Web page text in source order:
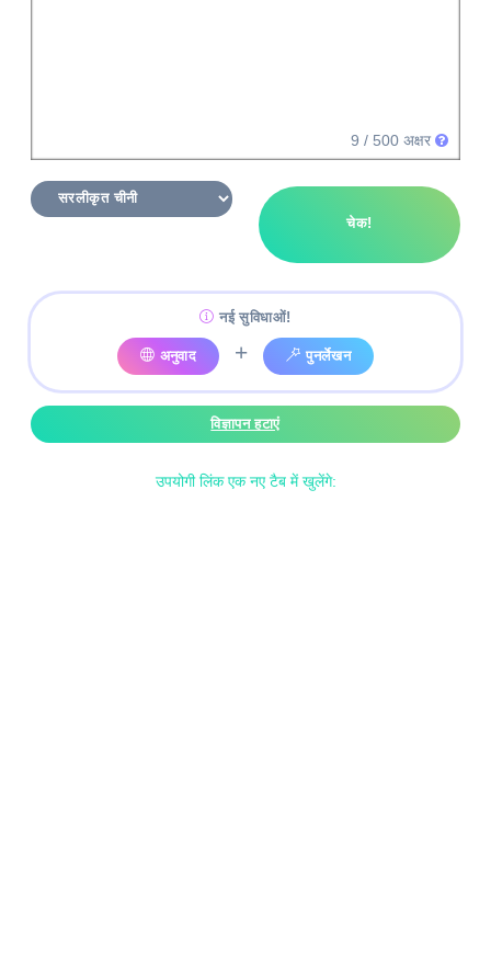
9 / 500 अक्षर
चेक!
नई सुविधाओं!
अनुवाद + पुनर्लेखन
विज्ञापन हटाएं
उपयोगी लिंक एक नए टैब में खुलेंगे: